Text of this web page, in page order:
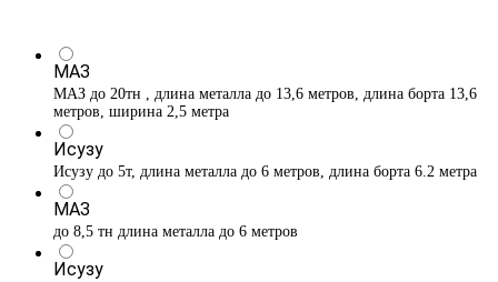
МАЗ
МАЗ до 20тн , длина металла до 13,6 метров, длина борта 13,6
метров, ширина 2,5 метра
Исузу
Исузу до 5т, длина металла до 6 метров, длина борта 6.2 метра
МАЗ
до 8,5 тн длина металла до 6 метров
Исузу